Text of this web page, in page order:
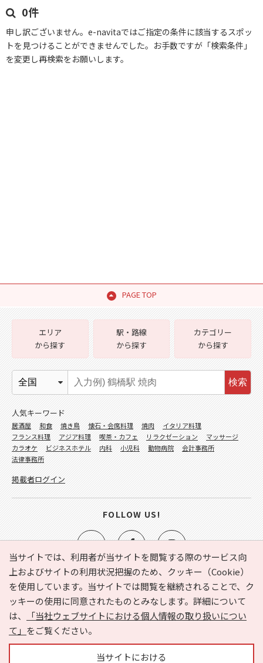
0件
申し訳ございません。e-navitaではご指定の条件に該当するスポッ
トを見つけることができませんでした。お手数ですが「検索条件」
を変更し再検索をお願いします。
PAGE TOP
当サイトでは、利用者が当サイトを閲覧する際のサービス向
上およびサイトの利用状況把握のため、クッキー（Cookie）
を使用しています。当サイトでは閲覧を継続されることで、ク
ッキーの使用に同意されたものとみなします。詳細について
は、
「当社ウェブサイトにおける個人情報の取り扱いについ
て」 をご覧ください。
当サイトにおける
e-NAVITA（イーナビタ）とは？ お気に入り
ヘルプ
利用規約
個人情報の取り扱いについて
運営会社
サイトマップ
広告掲載に関するお問い合わせ
エリア
から探す
駅・路線
から探す
カテゴリー
から探す
検索
人気キーワード
居酒屋 和食 焼き鳥 懐石・会席料理 焼肉
イタリア料理
フランス料理
アジア料理 喫茶・カフェ リラクゼーション
マッサージ
カラオケ
ビジネスホテル 内科 小児科 動物病院
会計事務所
法律事務所
掲載者ログイン
FOLLOW US!